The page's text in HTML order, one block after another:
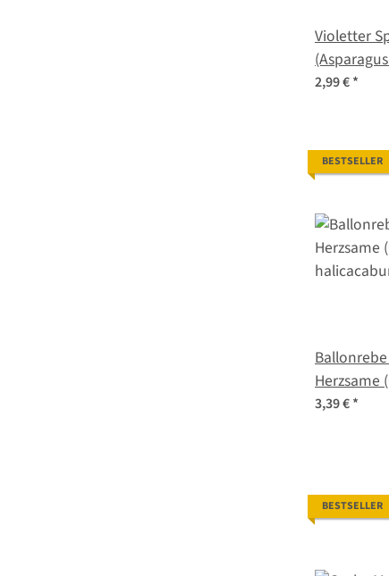
Violetter
Saatgut
2,99 €*
BESTSELLER
Herzsame
3,39 €*
BESTSELLER